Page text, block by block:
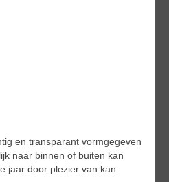
en transparant vormgegeven
naar binnen of buiten kan
jaar door plezier van kan